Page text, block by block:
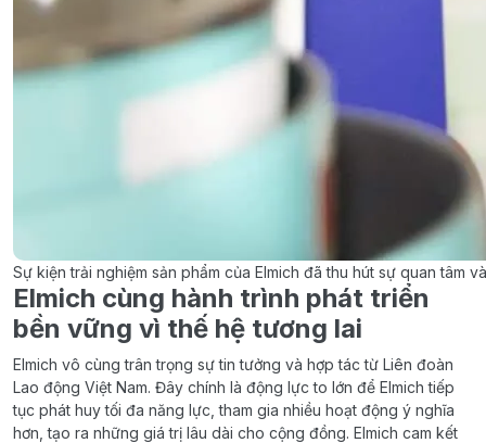
Sự kiện trải nghiệm sản phẩm của Elmich đã thu hút sự quan tâm
Elmich cùng hành trình phát triển
bền vững vì thế hệ tương lai
Elmich vô cùng trân trọng sự tin tưởng và hợp tác từ Liên đoàn
Lao động Việt Nam. Đây chính là động lực to lớn để Elmich tiếp
tục phát huy tối đa năng lực, tham gia nhiều hoạt động ý nghĩa
hơn, tạo ra những giá trị lâu dài cho cộng đồng. Elmich cam kết